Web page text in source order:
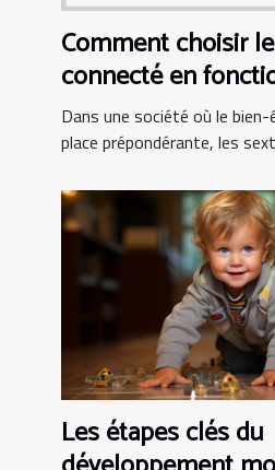
Comment choisir
connecté en
besoins personnels
Dans une société où le
place prépondérante, les
Les étapes clés du